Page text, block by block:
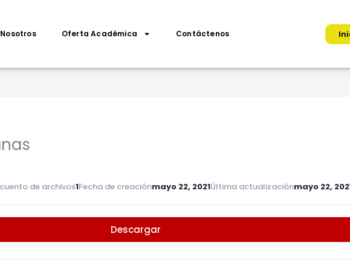
Nosotros Oferta Académica Contáctenos
de archivos1Fecha de creaciónmayo 22, 2021Última actualizaciónmayo 22,
Descargar